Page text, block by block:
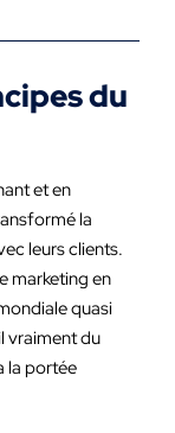
du
et en
la
leurs clients.
marketing en
quasi
vraiment du
la portée